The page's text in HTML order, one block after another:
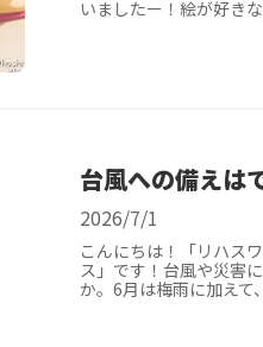
いましたー！絵が好き
台風への備えは
2026/7/1
こんにちは！「リハス
ス」です！台風や災害
か。6月は梅雨に加えて